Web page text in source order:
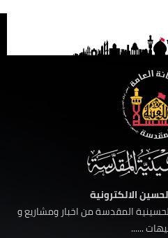
الالكترونية
المقدسة من اخبار ومشاريع و
......